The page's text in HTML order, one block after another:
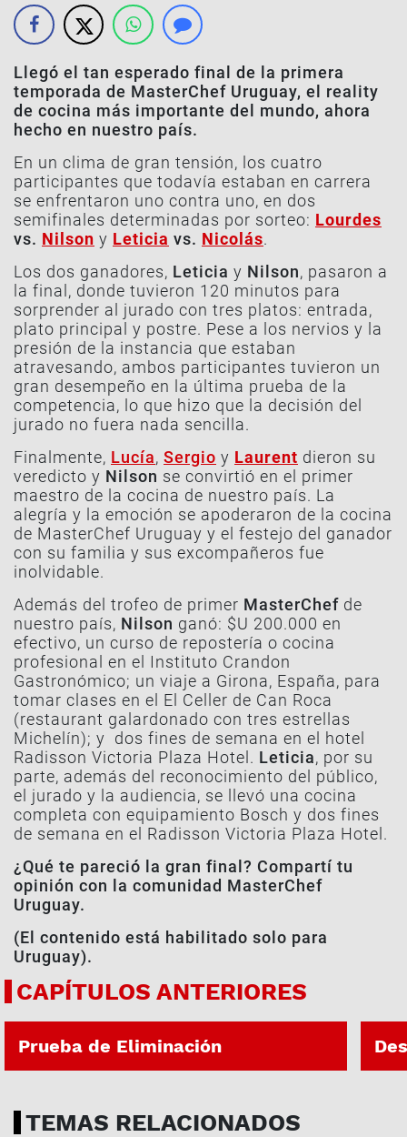
Llegó el tan esperado final de la primera
temporada de MasterChef Uruguay, el reality
de cocina más importante del mundo, ahora
hecho en nuestro país.
En un clima de gran tensión, los cuatro
participantes que todavía estaban en carrera
se enfrentaron uno contra uno, en dos
semifinales determinadas por sorteo: Lourdes
vs. Nilson y Leticia vs. Nicolás.
Los dos ganadores, Leticia y Nilson, pasaron a
la final, donde tuvieron 120 minutos para
sorprender al jurado con tres platos: entrada,
plato principal y postre. Pese a los nervios y la
presión de la instancia que estaban
atravesando, ambos participantes tuvieron un
gran desempeño en la última prueba de la
competencia, lo que hizo que la decisión del
jurado no fuera nada sencilla.
Finalmente, Lucía, Sergio y Laurent dieron su
veredicto y Nilson se convirtió en el primer
maestro de la cocina de nuestro país. La
alegría y la emoción se apoderaron de la cocina
de MasterChef Uruguay y el festejo del ganador
con su familia y sus excompañeros fue
inolvidable.
Además del trofeo de primer MasterChef de
nuestro país, Nilson ganó: $U 200.000 en
efectivo, un curso de repostería o cocina
profesional en el Instituto Crandon
Gastronómico; un viaje a Girona, España, para
tomar clases en el El Celler de Can Roca
(restaurant galardonado con tres estrellas
Michelín); y dos fines de semana en el hotel
Radisson Victoria Plaza Hotel. Leticia, por su
parte, además del reconocimiento del público,
el jurado y la audiencia, se llevó una cocina
completa con equipamiento Bosch y dos fines
de semana en el Radisson Victoria Plaza Hotel.
¿Qué te pareció la gran final? Compartí tu
opinión con la comunidad MasterChef
Uruguay.
(El contenido está habilitado solo para
Uruguay).
CAPÍTULOS ANTERIORES
PROG. 34 | 30-07-2026
Prueba de Eliminación
TEMAS RELACIONADOS